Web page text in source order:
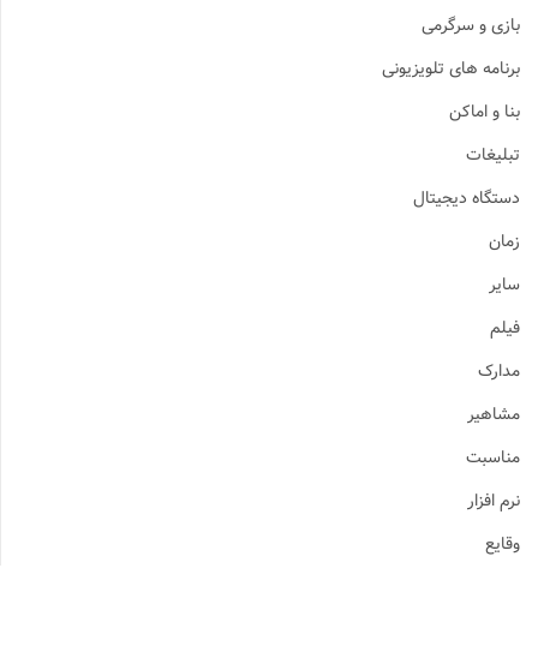
بازی و سرگرمی
برنامه های تلویزیونی
بنا و اماکن
تبلیغات
دستگاه دیجیتال
زمان
سایر
فیلم
مدارک
مشاهیر
مناسبت
نرم افزار
وقایع